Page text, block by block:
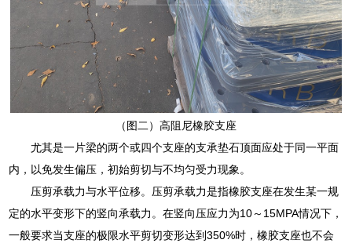
（图二）高阻尼橡胶支座
尤其是一片梁的两个或四个支座的支承垫石顶面应处于同一平面
内，以免发生偏压，初始剪切与不均匀受力现象。
压剪承载力与水平位移。压剪承载力是指橡胶支座在发生某一规
定的水平变形下的竖向承载力。在竖向压应力为10～15MPA情况下，
一般要求当支座的极限水平剪切变形达到350%时，橡胶支座也不会